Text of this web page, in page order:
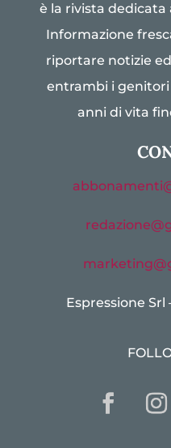
è la rivista dedicata
Informazione
riportare notizie
entrambi i
anni di vita
Espressione Srl